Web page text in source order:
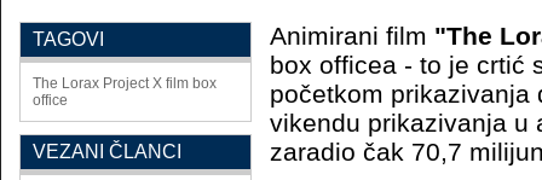
TAGOVI
The Lorax Project X film box
office
VEZANI ČLANCI
Animirani film "The
box officea - to je crtić
početkom prikazivanja
vikendu prikazivanja u
zaradio čak 70,7